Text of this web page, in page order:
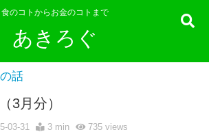
食のコトからお金のコトまで
あきろぐ
話
3月分）
03-31 3 min 735views